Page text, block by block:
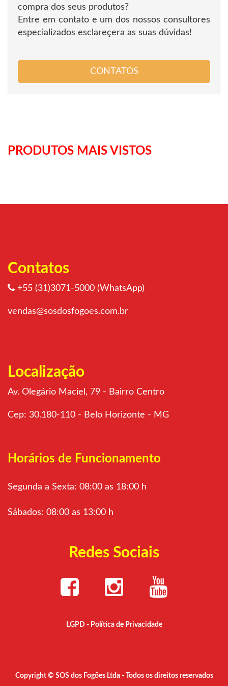
compra dos seus produtos?
Entre em contato e um dos nossos consultores
especializados esclareçera as suas dúvidas!
CONTATOS
PRODUTOS MAIS VISTOS
Contatos
+55 (31)3071-5000 (WhatsApp)
vendas@sosdosfogoes.com.br
Localização
Av. Olegário Maciel, 79 - Bairro Centro
Cep: 30.180-110 - Belo Horizonte - MG
Horários de Funcionamento
Segunda a Sexta: 08:00 as 18:00 h
Sábados: 08:00 as 13:00 h
Redes Sociais
LGPD - Política de Privacidade
Copyright © SOS dos Fogões Ltda - Todos os direitos reservados